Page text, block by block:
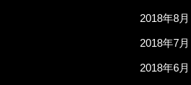
2018年8月
2018年7月
2018年6月